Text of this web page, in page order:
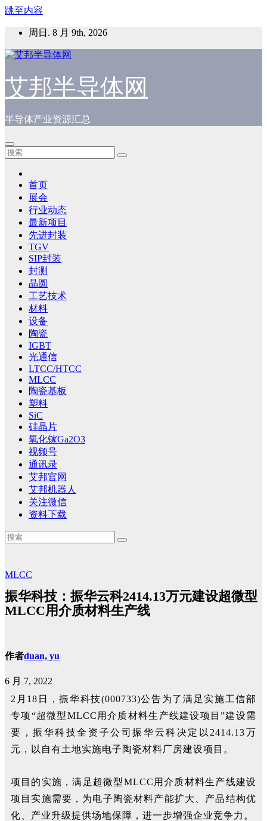
跳至内容
周日. 8 月 9th, 2026
艾邦半导体网
半导体产业资源汇总
首页
展会
行业动态
最新项目
先进封装
TGV
SIP封装
封测
晶圆
工艺技术
材料
设备
陶瓷
IGBT
光通信
LTCC/HTCC
MLCC
陶瓷基板
塑料
SiC
硅晶片
氧化镓Ga2O3
视频号
通讯录
艾邦官网
艾邦机器人
关注微信
资料下载
MLCC
振华科技：振华云科2414.13万元建设超微型
MLCC用介质材料生产线
作者duan, yu
6 月 7, 2022
2月18日，振华科技(000733)公告为了满足实施工信部
专项“超微型MLCC用介质材料生产线建设项目”建设需
要，振华科技全资子公司振华云科决定以2414.13万
元，以自有土地实施电子陶瓷材料厂房建设项目。
项目的实施，满足超微型MLCC用介质材料生产线建设
项目实施需要，为电子陶瓷材料产能扩大、产品结构优
化、产业升级提供场地保障，进一步增强企业竞争力。